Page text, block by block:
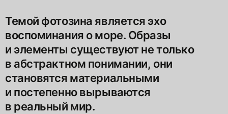
Темой фотозина является эхо
воспоминания о море. Образы
и элементы существуют не только
в абстрактном понимании, они
становятся материальными
и постепенно вырываются
в реальный мир.